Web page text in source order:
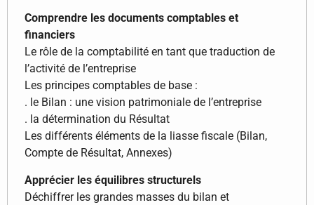
Comprendre les documents comptables et
financiers
Le rôle de la comptabilité en tant que traduction de
l’activité de l’entreprise
Les principes comptables de base :
. le Bilan : une vision patrimoniale de l’entreprise
. la détermination du Résultat
Les différents éléments de la liasse fiscale (Bilan,
Compte de Résultat, Annexes)
Apprécier les équilibres structurels
Déchiffrer les grandes masses du bilan et